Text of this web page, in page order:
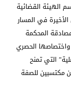
الهيئة القضائية
الأخيرة في المسار
المحكمة
واختصاصها الحصري
التي تمنح
مكتسبين للصفة